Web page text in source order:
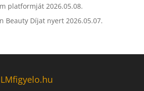
platformját 2026.05.08.
Beauty Díjat nyert 2026.05.07.